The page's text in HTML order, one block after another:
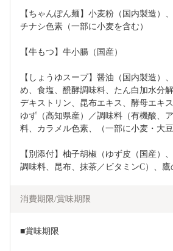
【ちゃんぽん麺】小麦粉（国内製造）
チナシ色素（一部に小麦を含む）
【牛もつ】牛小腸（国産）
【しょうゆスープ】醤油（国内製造）
め、食塩、醗酵調味料、たん白加水分
デキストリン、昆布エキス、酵母エキ
ゆず（高知県産）／調味料（有機酸、
料、カラメル色素、（一部に小麦・大豆
【別添付】柚子胡椒（ゆず皮（国産）
調味料、昆布、抹茶／ビタミンC）、鷹
消費期限/賞味期限
■賞味期限